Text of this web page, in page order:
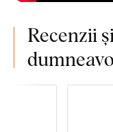
Recenzii